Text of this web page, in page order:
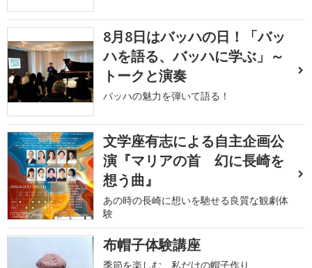
8月8日はバッハの日！「バッ
ハを語る、バッハに学ぶ」～
トークと演奏
バッハの魅力を弾いて語る！
文学座有志による自主企画公
演『マリアの首 幻に長崎を
想う曲』
あの時の長崎に想いを馳せる良質な観劇体
験
布帽子体験講座
季節を楽しむ、私だけの帽子作り